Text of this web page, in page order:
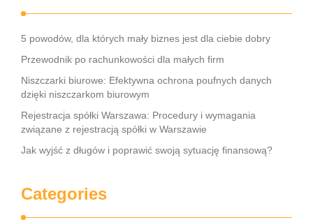
5 powodów, dla których mały biznes jest dla ciebie dobry
Przewodnik po rachunkowości dla małych firm
Niszczarki biurowe: Efektywna ochrona poufnych danych
dzięki niszczarkom biurowym
Rejestracja spółki Warszawa: Procedury i wymagania
związane z rejestracją spółki w Warszawie
Jak wyjść z długów i poprawić swoją sytuację finansową?
Categories